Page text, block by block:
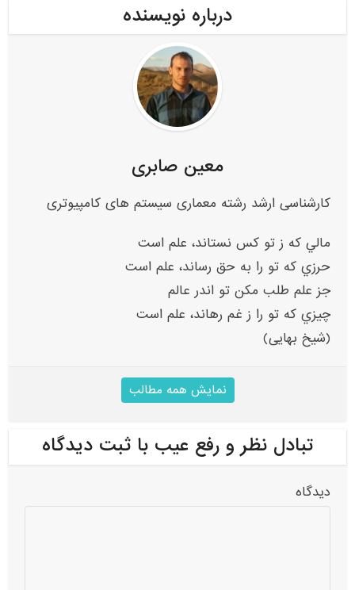
درباره نویسنده
معین صابری
کارشناسی ارشد رشته معماری سیستم های کامپیوتری
مالي که ز تو کس نستاند، علم است
حرزي که تو را به حق رساند، علم است
جز علم طلب مکن تو اندر عالم
چيزي که تو را ز غم رهاند، علم است
(شیخ بهایی)
نمایش همه مطالب
تبادل نظر و رفع عیب با ثبت دیدگاه
دیدگاه